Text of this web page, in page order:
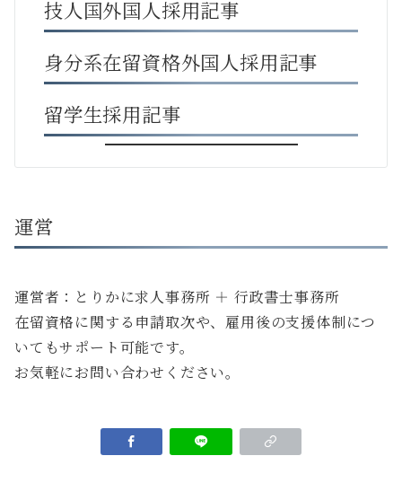
技人国外国人採用記事
身分系在留資格外国人採用記事
留学生採用記事
運営
運営者：とりかに求人事務所 ＋ 行政書士事務所
在留資格に関する申請取次や、雇用後の支援体制につ
いてもサポート可能です。
お気軽にお問い合わせください。